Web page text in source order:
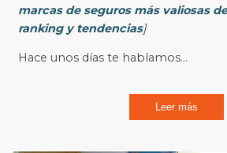
marcas de seguros más valiosas
ranking y tendencias]
Hace unos días te hablamos...
Leer más